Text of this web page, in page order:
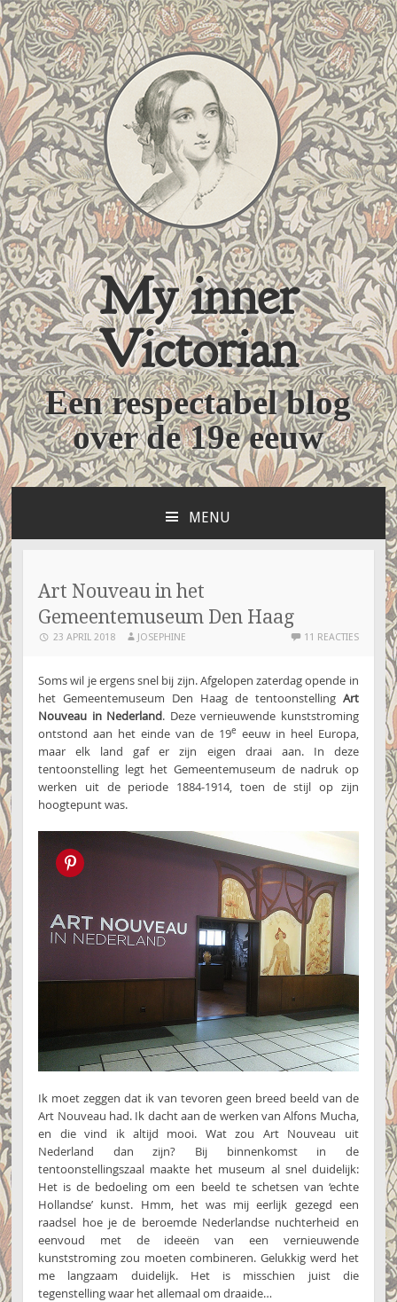
My inner
Victorian
Een respectabel blog
over de 19e eeuw
MENU
SPRINGEN
Art Nouveau in het
Gemeentemuseum Den Haag
23 APRIL 2018 JOSEPHINE 11 REACTIES
Soms wil je ergens snel bij zijn. Afgelopen zaterdag opende in
het Gemeentemuseum Den Haag de tentoonstelling Art
Nouveau in Nederland. Deze vernieuwende kunststroming
ontstond aan het einde van de 19e eeuw in heel Europa,
maar elk land gaf er zijn eigen draai aan. In deze
tentoonstelling legt het Gemeentemuseum de nadruk op
werken uit de periode 1884-1914, toen de stijl op zijn
hoogtepunt was.
Pin this!
Ik moet zeggen dat ik van tevoren geen breed beeld van de
Art Nouveau had. Ik dacht aan de werken van Alfons Mucha,
en die vind ik altijd mooi. Wat zou Art Nouveau uit
Nederland dan zijn? Bij binnenkomst in de
tentoonstellingszaal maakte het museum al snel duidelijk:
Het is de bedoeling om een beeld te schetsen van ‘echte
Hollandse’ kunst. Hmm, het was mij eerlijk gezegd een
raadsel hoe je de beroemde Nederlandse nuchterheid en
eenvoud met de ideeën van een vernieuwende
kunststroming zou moeten combineren. Gelukkig werd het
me langzaam duidelijk. Het is misschien juist die
tegenstelling waar het allemaal om draaide…